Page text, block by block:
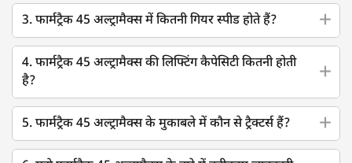
3. फार्मट्रैक 45 अल्ट्रामैक्स में कितनी गियर स्पीड होते हैं?
4. फार्मट्रैक 45 अल्ट्रामैक्स की लिफ्टिंग कैपेसिटी कितनी होती
है?
5. फार्मट्रैक 45 अल्ट्रामैक्स के मुकाबले में कौन से ट्रैक्टर्स हैं?